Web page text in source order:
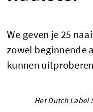
We geven je 25
zowel beginnende
kunnen
Het Dutch Label